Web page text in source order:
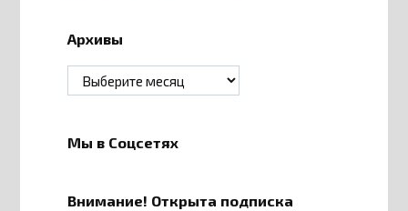
Архивы
Архивы
Мы в Соцсетях
Внимание! Открыта подписка